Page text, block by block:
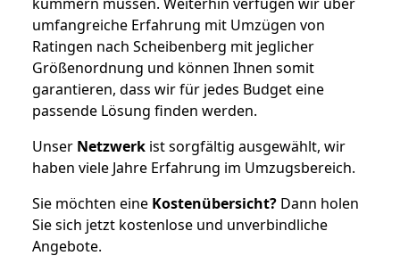
umfangreiche Erfahrung mit Umzügen von
Ratingen nach Scheibenberg mit jeglicher
Größenordnung und können Ihnen somit
garantieren, dass wir für jedes Budget eine
passende Lösung finden werden.
Unser Netzwerk ist sorgfältig ausgewählt, wir
haben viele Jahre Erfahrung im Umzugsbereich.
Sie möchten eine Kostenübersicht? Dann holen
Sie sich jetzt kostenlose und unverbindliche
Angebote.